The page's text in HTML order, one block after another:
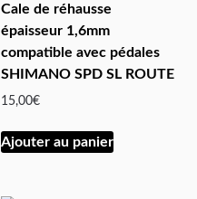
Cale de réhausse
épaisseur 1,6mm
compatible avec pédales
SHIMANO SPD SL ROUTE
15,00€
Ajouter au panier